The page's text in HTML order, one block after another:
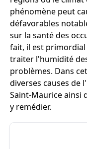
phénomène peut
défavorables
sur la santé des
fait, il est
traiter l'humidité
problèmes. Dans
diverses causes de
Saint-Maurice ainsi
y remédier.